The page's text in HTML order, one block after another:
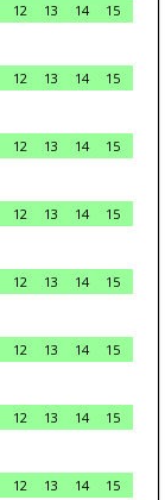
12 13 14
15
12 13 14
15
12 13 14
15
12 13 14
15
12 13 14
15
12 13 14
15
12 13 14
15
12 13 14
15